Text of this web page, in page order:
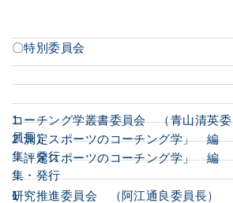
〇特別委員会
コーチング学叢書委員会 （青山清英委
員長）
1
「測定スポーツのコーチング学」 編
集・発行
2
「評定スポーツのコーチング学」 編
集・発行
研究推進委員会 （阿江通良委員長）
1